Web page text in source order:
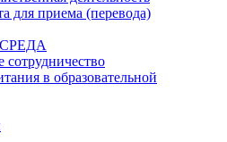
для приема (перевода)
в образовательной